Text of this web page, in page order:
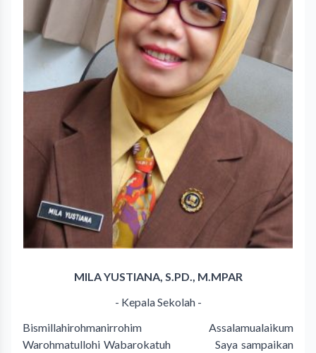
MILA YUSTIANA, S.PD., M.MPAR
- Kepala Sekolah -
Bismillahirohmanirrohim Assalamualaikum
Warohmatullohi Wabarokatuh Saya sampaikan